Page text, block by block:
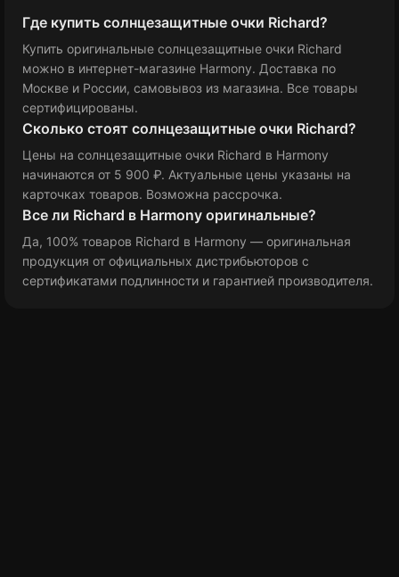
Где купить солнцезащитные очки Richard?
Купить оригинальные солнцезащитные очки Richard
можно в интернет-магазине Harmony. Доставка по
Москве и России, самовывоз из магазина. Все товары
сертифицированы.
Сколько стоят солнцезащитные очки Richard?
Цены на солнцезащитные очки Richard в Harmony
начинаются от 5 900 ₽. Актуальные цены указаны на
карточках товаров. Возможна рассрочка.
Все ли Richard в Harmony оригинальные?
Да, 100% товаров Richard в Harmony — оригинальная
продукция от официальных дистрибьюторов с
сертификатами подлинности и гарантией производителя.